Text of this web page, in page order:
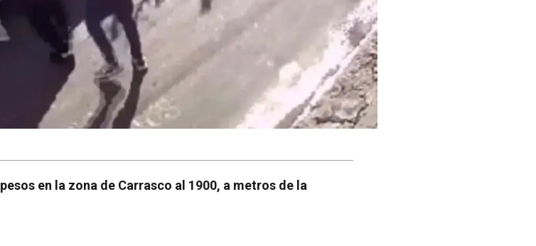
en la zona de Carrasco al 1900, a metros de la